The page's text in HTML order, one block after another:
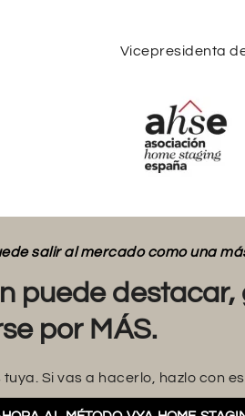
Vicepresidenta
salir al mercado como una
puede destacar,
por MÁS.
Si vas a hacerlo, hazlo con